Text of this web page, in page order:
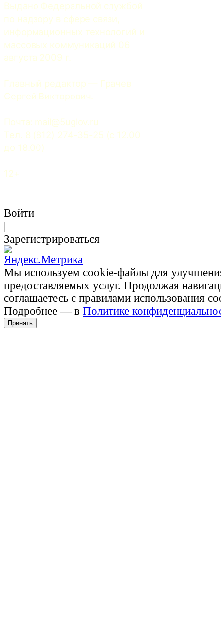
Выдано Федеральной службой
по надзору в сфере связи,
информационных технологий и
массовых коммуникаций 06
августа 2009 г.
Главный редактор — Грачев
Сергей Викторович.
Почта: mail@5uglov.ru
Тел. 8 (812) 274-35-25 (c 12.00
до 18.00)
12+
Войти
|
Зарегистрироваться
Мы используем cookie-файлы для
предоставляемых услуг. Продолжая
соглашаетесь с правилами использования
Подробнее — в Политике
Принять